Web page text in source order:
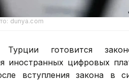
dunya.com
готовится
иностранных цифровых
вступления закона в